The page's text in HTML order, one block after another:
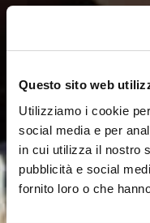
Questo sito web
Utilizziamo i cookie
social media e per
in cui utilizza il nostro
pubblicità e social
fornito loro o che